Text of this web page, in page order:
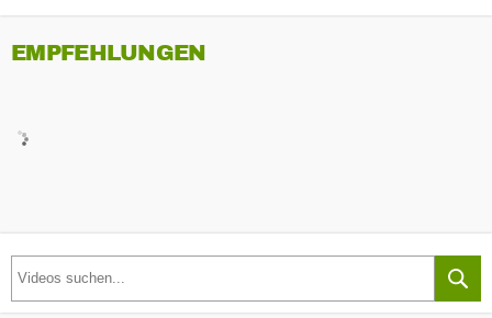
EMPFEHLUNGEN